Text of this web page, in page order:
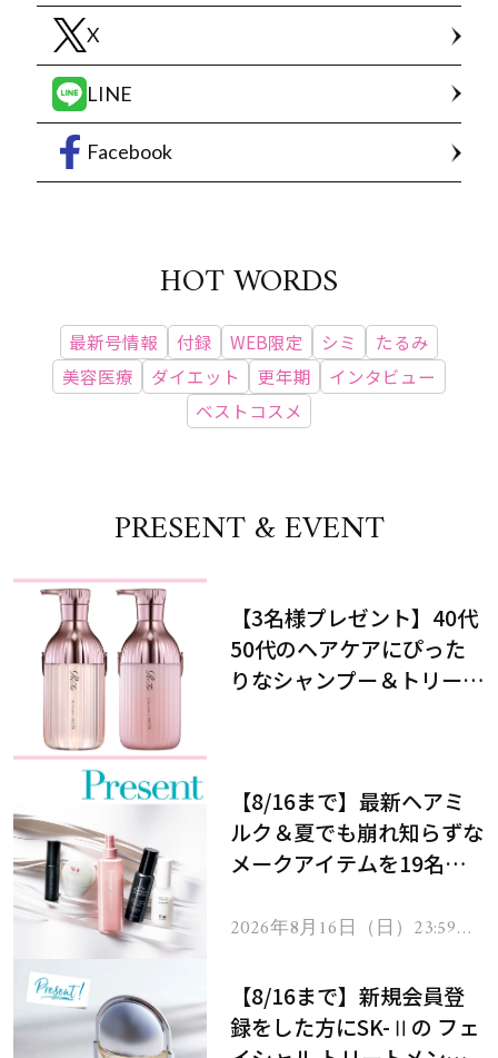
X
LINE
Facebook
HOT WORDS
最新号情報 付録 WEB限定 シミ
たるみ
美容医療
ダイエット 更年期
インタビュー
ベストコスメ
PRESENT & EVENT
【3名様プレゼント】40代
50代のヘアケアにぴった
りなシャンプー＆トリート
【8/16まで】最新ヘアミ
ルク＆夏でも崩れ知らずな
メークアイテムを19名様
2026年8月16日（日）23:59ま
【8/16まで】新規会員登
録をした方にSK-Ⅱの フェ